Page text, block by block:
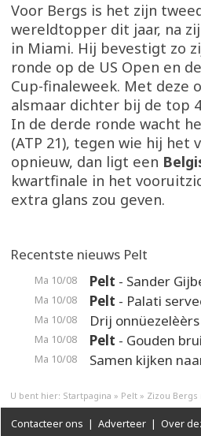
Voor Bergs is het zijn
wereldtopper dit jaar, na
in Miami. Hij bevestigt zo
ronde op de US Open en
Cup-finaleweek. Met deze
alsmaar dichter bij de top
In de derde ronde wacht
(ATP 21), tegen wie hij
opnieuw, dan ligt een
kwartfinale in het
extra glans zou geven.
Recentste nieuws Pelt
Ma 10/08 Pelt - Sander
Ma 10/08 Pelt - Palati
Ma 10/08 Drij
Ma 10/08 Pelt - Gouden
Ma 10/08 Samen kijken
U bent hier: Startpagina » Pelt » Zizou
Contacteer ons | Adverteer | Over